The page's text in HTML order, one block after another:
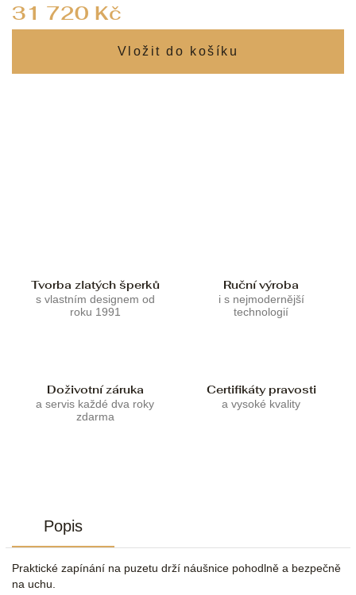
31 720 Kč
Tvorba zlatých šperků
s vlastním designem od
roku 1991
Ruční výroba
i s nejmodernější
technologií
Doživotní záruka
a servis každé dva roky
zdarma
Certifikáty pravosti
a vysoké kvality
Popis
Praktické zapínání na puzetu drží náušnice pohodlně a bezpečně
na uchu.